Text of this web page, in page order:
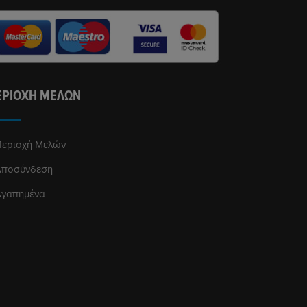
ΜΕΛΏΝ
Μελών